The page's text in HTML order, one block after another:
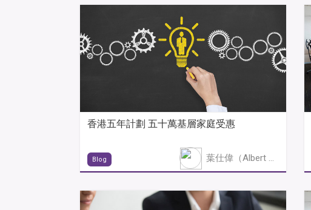
香港五年計劃 五十萬基層家庭受惠
Blog 葉仕偉（Albert Yip）